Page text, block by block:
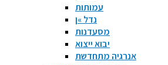
עמותות
נדל »ן
מסעדנות
יבוא ייצוא
אנרגיה מתחדשת